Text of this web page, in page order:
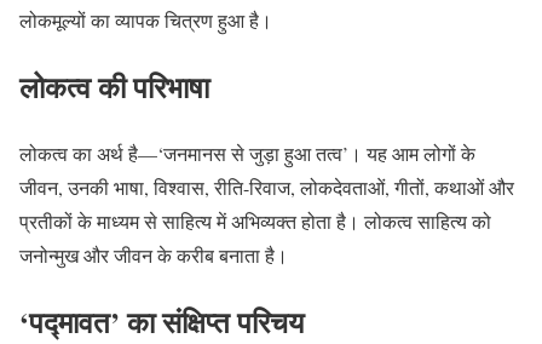
लोकमूल्यों का व्यापक चित्रण हुआ है।
लोकत्व की परिभाषा
लोकत्व का अर्थ है—‘जनमानस से जुड़ा हुआ तत्व’। यह आम लोगों के
जीवन, उनकी भाषा, विश्वास, रीति-रिवाज, लोकदेवताओं, गीतों, कथाओं और
प्रतीकों के माध्यम से साहित्य में अभिव्यक्त होता है। लोकत्व साहित्य को
जनोन्मुख और जीवन के करीब बनाता है।
‘पद्मावत’ का संक्षिप्त परिचय